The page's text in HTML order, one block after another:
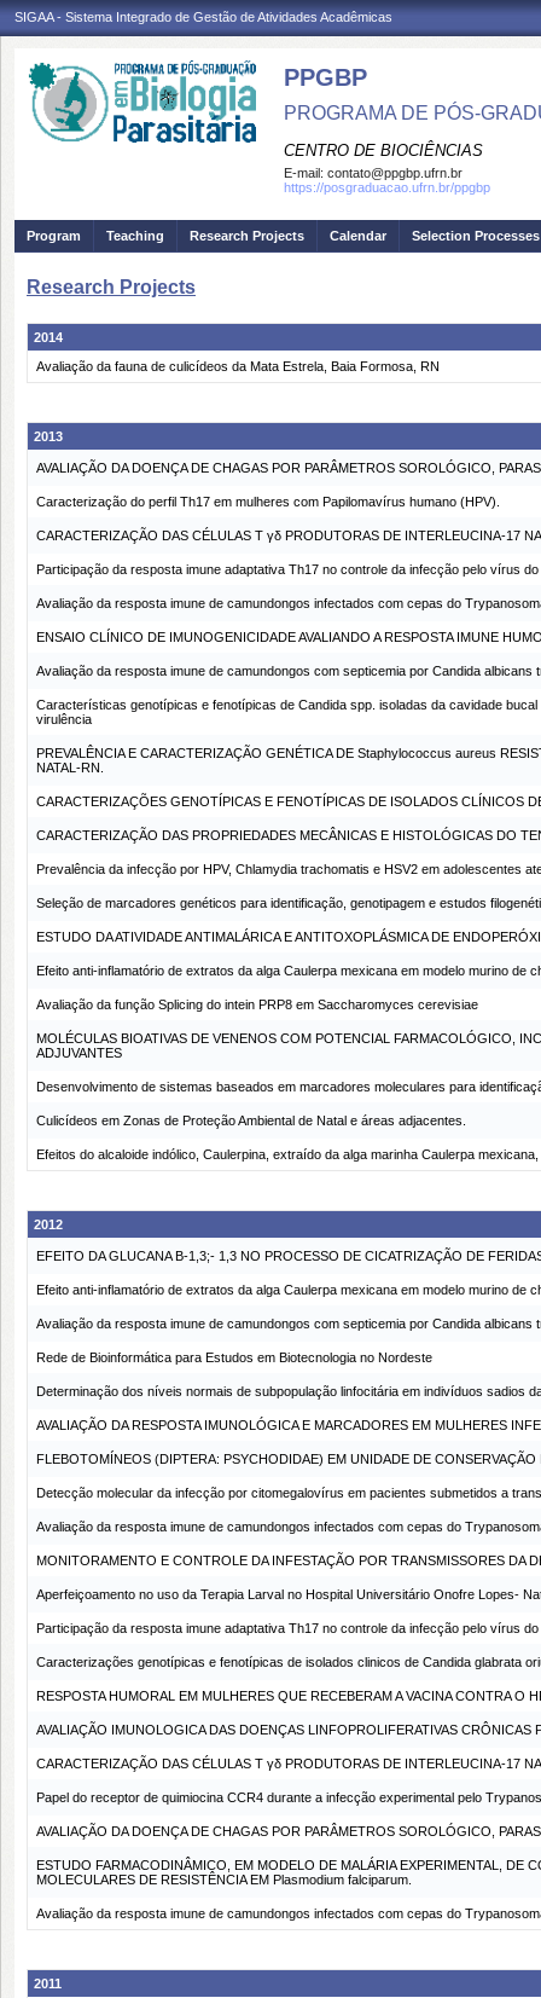
SIGAA - Sistema Integrado de Gestão de Atividades Acadêmicas
PPGBP
PROGRAMA DE PÓS-
CENTRO DE BIOCIÊNCIAS
E-mail: contato@ppgbp.ufrn.br
https://posgraduacao.ufrn.br/ppgbp
Program Teaching Research Projects Calendar Selection Processes
Research Projects
2014
Avaliação da fauna de culicídeos da Mata Estrela, Baia Formosa, RN
2013
AVALIAÇÃO DA DOENÇA DE CHAGAS POR PARÂMETROS SOROLÓGICO,
Caracterização do perfil Th17 em mulheres com Papilomavírus humano (HPV).
CARACTERIZAÇÃO DAS CÉLULAS T γδ PRODUTORAS DE INTERLEUCINA-17
Participação da resposta imune adaptativa Th17 no controle da infecção pelo vírus
Avaliação da resposta imune de camundongos infectados com cepas do
ENSAIO CLÍNICO DE IMUNOGENICIDADE AVALIANDO A RESPOSTA IMUNE
Avaliação da resposta imune de camundongos com septicemia por Candida albicans
Características genotípicas e fenotípicas de Candida spp. isoladas da cavidade
virulência
PREVALÊNCIA E CARACTERIZAÇÃO GENÉTICA DE Staphylococcus aureus
NATAL-RN.
CARACTERIZAÇÕES GENOTÍPICAS E FENOTÍPICAS DE ISOLADOS CLÍNICOS
CARACTERIZAÇÃO DAS PROPRIEDADES MECÂNICAS E HISTOLÓGICAS DO
Prevalência da infecção por HPV, Chlamydia trachomatis e HSV2 em adolescentes
Seleção de marcadores genéticos para identificação, genotipagem e estudos
ESTUDO DA ATIVIDADE ANTIMALÁRICA E ANTITOXOPLÁSMICA DE
Efeito anti-inflamatório de extratos da alga Caulerpa mexicana em modelo murino de
Avaliação da função Splicing do intein PRP8 em Saccharomyces cerevisiae
MOLÉCULAS BIOATIVAS DE VENENOS COM POTENCIAL FARMACOLÓGICO,
ADJUVANTES
Desenvolvimento de sistemas baseados em marcadores moleculares para
Culicídeos em Zonas de Proteção Ambiental de Natal e áreas adjacentes.
Efeitos do alcaloide indólico, Caulerpina, extraído da alga marinha Caulerpa
2012
EFEITO DA GLUCANA B-1,3;- 1,3 NO PROCESSO DE CICATRIZAÇÃO DE
Efeito anti-inflamatório de extratos da alga Caulerpa mexicana em modelo murino de
Avaliação da resposta imune de camundongos com septicemia por Candida albicans
Rede de Bioinformática para Estudos em Biotecnologia no Nordeste
Determinação dos níveis normais de subpopulação linfocitária em indivíduos sadios
AVALIAÇÃO DA RESPOSTA IMUNOLÓGICA E MARCADORES EM MULHERES
FLEBOTOMÍNEOS (DIPTERA: PSYCHODIDAE) EM UNIDADE DE
Detecção molecular da infecção por citomegalovírus em pacientes submetidos a
Avaliação da resposta imune de camundongos infectados com cepas do
MONITORAMENTO E CONTROLE DA INFESTAÇÃO POR TRANSMISSORES DA
Aperfeiçoamento no uso da Terapia Larval no Hospital Universitário Onofre Lopes-
Participação da resposta imune adaptativa Th17 no controle da infecção pelo vírus
Caracterizações genotípicas e fenotípicas de isolados clinicos de Candida glabrata
RESPOSTA HUMORAL EM MULHERES QUE RECEBERAM A VACINA CONTRA O
AVALIAÇÃO IMUNOLOGICA DAS DOENÇAS LINFOPROLIFERATIVAS
CARACTERIZAÇÃO DAS CÉLULAS T γδ PRODUTORAS DE INTERLEUCINA-17
Papel do receptor de quimiocina CCR4 durante a infecção experimental pelo
AVALIAÇÃO DA DOENÇA DE CHAGAS POR PARÂMETROS SOROLÓGICO,
ESTUDO FARMACODINÂMICO, EM MODELO DE MALÁRIA EXPERIMENTAL,
MOLECULARES DE RESISTÊNCIA EM Plasmodium falciparum.
Avaliação da resposta imune de camundongos infectados com cepas do
2011